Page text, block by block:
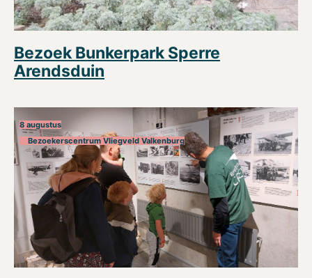
Bezoek Bunkerpark Sperre
Arendsduin
8 augustus
Bezoekerscentrum Vliegveld Valkenburg